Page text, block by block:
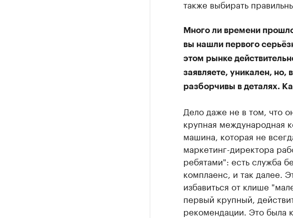
также выбирать
Много ли времени
вы нашли первого
этом рынке
заявляете, уникален, но,
разборчивы в деталях.
Дело даже не в том, что
крупная международная
машина, которая не
маркетинг-директора
ребятами": есть служба
комплаенс, и так далее.
избавиться от клише
первый крупный,
рекомендации. Это была